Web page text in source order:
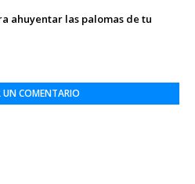
ahuyentar las palomas de tu
UN COMENTARIO